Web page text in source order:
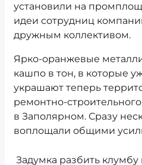
установили на
идеи сотрудниц
дружным коллективом.
Ярко-оранжевые
кашпо в тон, в которые
украшают теперь
ремонтно-
в Заполярном. Сразу
воплощали общими
Задумка разбить клумбу